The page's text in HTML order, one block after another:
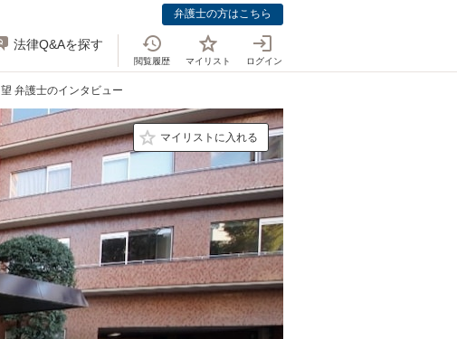
弁護士の方はこちら
法律Q&Aを探す
閲覧履歴 マイリスト ログイン
弁護士のインタビュー
マイリストに入れる